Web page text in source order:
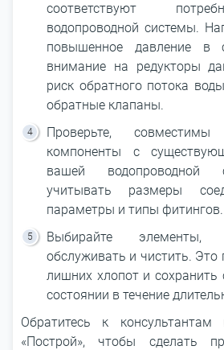
соответствуют
водопроводной системы.
повышенное давление в
внимание на редукторы
риск обратного потока
обратные клапаны.
Проверьте,
компоненты с
вашей водопроводной
учитывать размеры
параметры и типы фитингов.
Выбирайте элементы,
обслуживать и чистить. Это
лишних хлопот и сохранить
состоянии в течение
Обратитесь к консультантам
«Построй», чтобы сделать